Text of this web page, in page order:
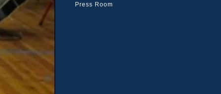
Press Room